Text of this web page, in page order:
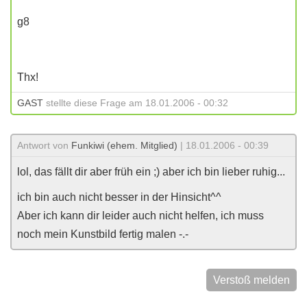
g8
Thx!
GAST stellte diese Frage am 18.01.2006 - 00:32
Antwort von Funkiwi (ehem. Mitglied) | 18.01.2006 - 00:39
lol, das fällt dir aber früh ein ;) aber ich bin lieber ruhig...
ich bin auch nicht besser in der Hinsicht^^
Aber ich kann dir leider auch nicht helfen, ich muss
noch mein Kunstbild fertig malen -.-
Verstoß melden